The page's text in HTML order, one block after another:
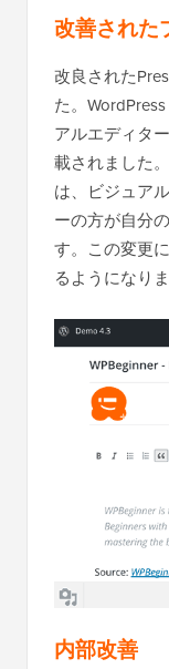
改善された
改良された
た。
アルエディタ
載されました
は、ビジュア
ーの方が自分
す。この変更
るようになりま
内部改善